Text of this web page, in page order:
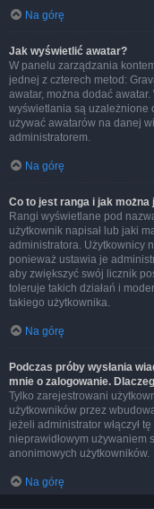
Na górę
Jak wyświetlić awatar?
W panelu zarządzania
jednej z czterech metod:
awatar, można dodać
wyświetlania są uzależnione
używać awatarów na danej
administratorem.
Na górę
Co to jest ranga i jak można
Rangi wyświetlane pod
użytkownik napisał lub jaki
administratora. Użytkownicy
ponieważ ustawia je
aby zwiększyć swój licznik
toleruje takich działań i
takiego użytkownika.
Na górę
Podczas próby wysłania
mnie o zalogowanie.
Tylko zarejestrowani
użytkowników przez
jeżeli administrator włączył
nieprawidłowym używaniem
anonimowych użytkowników.
Na górę